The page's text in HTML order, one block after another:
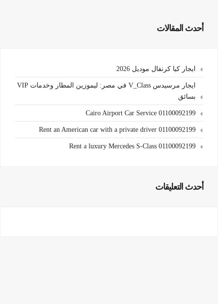
أحدث المقالات
ايجار كيا كرنفال موديل 2026
ايجار مرسيدس V_Class في مصر: ليموزين المطار وخدمات VIP
بسائق
Cairo Airport Car Service 01100092199
Rent an American car with a private driver 01100092199
Rent a luxury Mercedes S-Class 01100092199
أحدث التعليقات